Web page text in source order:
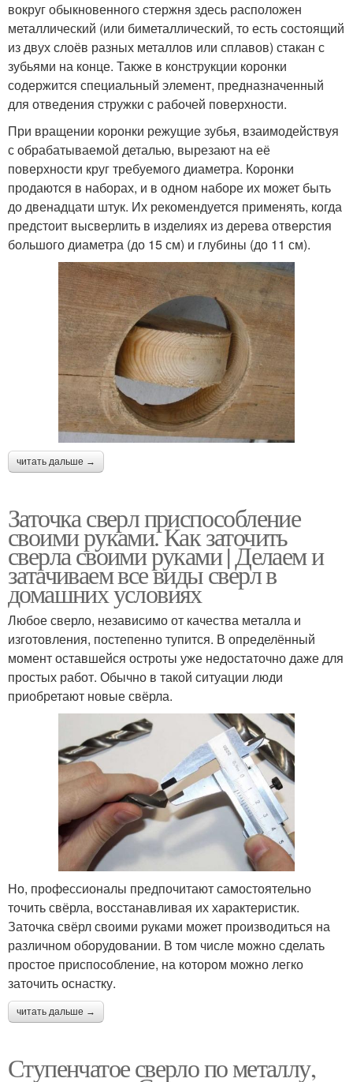
вокруг обыкновенного стержня здесь расположен
металлический (или биметаллический, то есть состоящий
из двух слоёв разных металлов или сплавов) стакан с
зубьями на конце. Также в конструкции коронки
содержится специальный элемент, предназначенный
для отведения стружки с рабочей поверхности.
При вращении коронки режущие зубья, взаимодействуя
с обрабатываемой деталью, вырезают на её
поверхности круг требуемого диаметра. Коронки
продаются в наборах, и в одном наборе их может быть
до двенадцати штук. Их рекомендуется применять, когда
предстоит высверлить в изделиях из дерева отверстия
большого диаметра (до 15 см) и глубины (до 11 см).
читать дальше →
Заточка сверл приспособление
своими руками. Как заточить
сверла своими руками | Делаем и
затачиваем все виды сверл в
домашних условиях
Любое сверло, независимо от качества металла и
изготовления, постепенно тупится. В определённый
момент оставшейся остроты уже недостаточно даже для
простых работ. Обычно в такой ситуации люди
приобретают новые свёрла.
Но, профессионалы предпочитают самостоятельно
точить свёрла, восстанавливая их характеристик.
Заточка свёрл своими руками может производиться на
различном оборудовании. В том числе можно сделать
простое приспособление, на котором можно легко
заточить оснастку.
читать дальше →
Ступенчатое сверло по металлу,